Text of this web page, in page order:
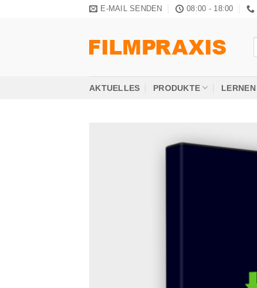
E-MAIL SENDEN 08:00 - 18:00
AKTUELLES PRODUKTE LERNEN